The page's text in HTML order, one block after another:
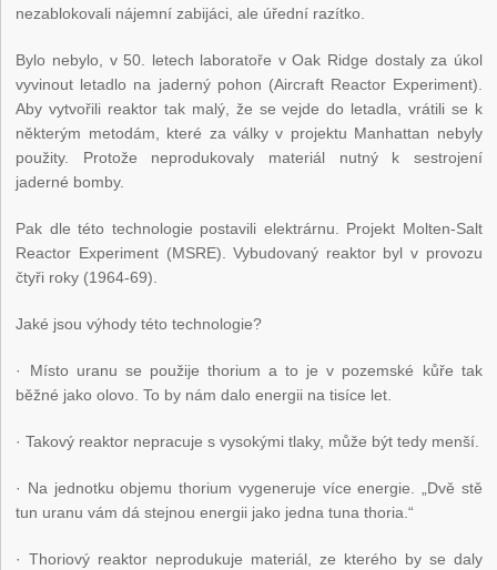
nezablokovali nájemní zabijáci, ale úřední razítko.
Bylo nebylo, v 50. letech laboratoře v Oak Ridge dostaly za úkol
vyvinout letadlo na jaderný pohon (Aircraft Reactor Experiment).
Aby vytvořili reaktor tak malý, že se vejde do letadla, vrátili se k
některým metodám, které za války v projektu Manhattan nebyly
použity. Protože neprodukovaly materiál nutný k sestrojení
jaderné bomby.
Pak dle této technologie postavili elektrárnu. Projekt Molten-Salt
Reactor Experiment (MSRE). Vybudovaný reaktor byl v provozu
čtyři roky (1964-69).
Jaké jsou výhody této technologie?
· Místo uranu se použije thorium a to je v pozemské kůře tak
běžné jako olovo. To by nám dalo energii na tisíce let.
· Takový reaktor nepracuje s vysokými tlaky, může být tedy menší.
· Na jednotku objemu thorium vygeneruje více energie. „Dvě stě
tun uranu vám dá stejnou energii jako jedna tuna thoria.“
· Thoriový reaktor neprodukuje materiál, ze kterého by se daly